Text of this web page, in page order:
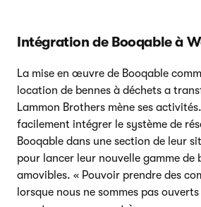
Intégration de Booqable à
La mise en œuvre de Booqable
location de bennes à déchets a
Lammon Brothers mène ses
facilement intégrer le système de
Booqable dans une section de leur
pour lancer leur nouvelle gamme de
amovibles. « Pouvoir prendre des
lorsque nous ne sommes pas